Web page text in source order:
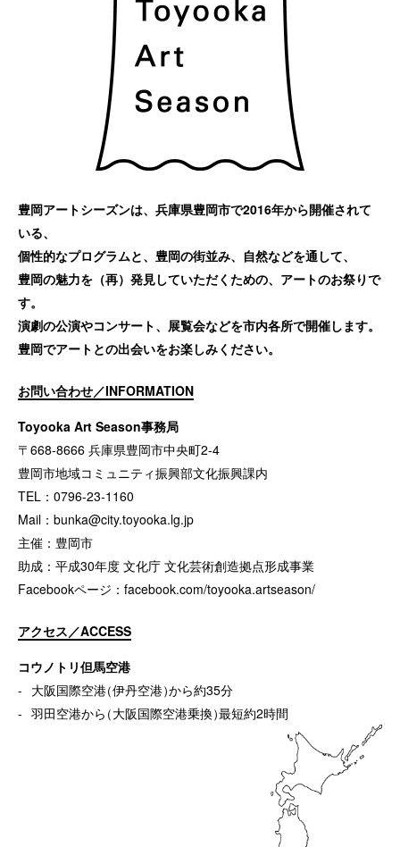
豊岡アートシーズンは、兵庫県豊岡市で2016年から開催されて
いる、
個性的なプログラムと、豊岡の街並み、自然などを通して、
豊岡の魅力を（再）発見していただくための、アートのお祭りで
す。
演劇の公演やコンサート、展覧会などを市内各所で開催します。
豊岡でアートとの出会いをお楽しみください。
お問い合わせ／INFORMATION
Toyooka Art Season事務局
〒668-8666 兵庫県豊岡市中央町2-4
豊岡市地域コミュニティ振興部文化振興課内
TEL：0796-23-1160
Mail： bunka@city.toyooka.lg.jp
主催：豊岡市
助成：平成30年度 文化庁 文化芸術創造拠点形成事業
Facebookページ： facebook.com/toyooka.artseason/
アクセス／ACCESS
コウノトリ但馬空港
大阪国際空港（伊丹空港）から約35分
羽田空港から（大阪国際空港乗換）最短約2時間